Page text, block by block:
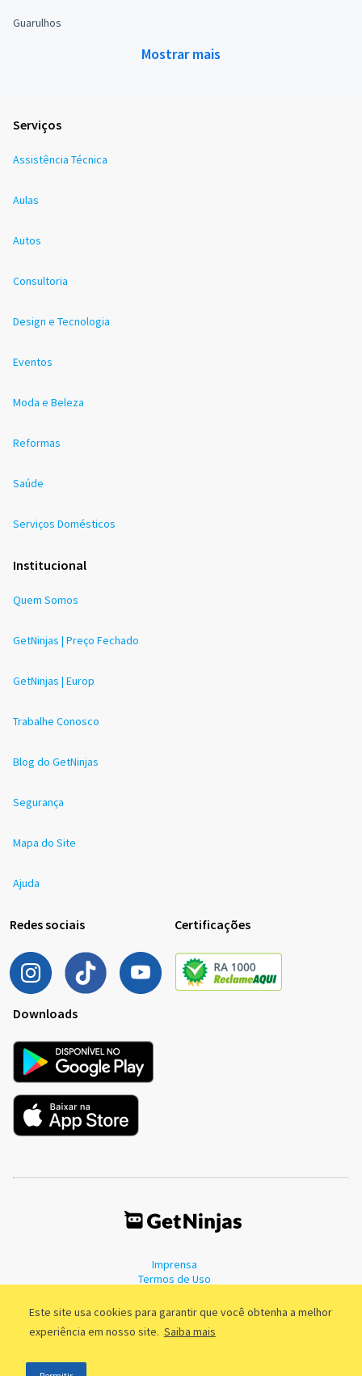
Este site usa cookies para garantir que você obtenha a melhor
experiência em nosso site. Saiba mais
Guarulhos
Mostrar mais
Serviços
Assistência Técnica
Aulas
Autos
Consultoria
Design e Tecnologia
Eventos
Moda e Beleza
Reformas
Saúde
Serviços Domésticos
Institucional
Quem Somos
GetNinjas | Preço Fechado
GetNinjas | Europ
Trabalhe Conosco
Blog do GetNinjas
Segurança
Mapa do Site
Ajuda
Redes sociais Certificações
Downloads
Imprensa
Termos de Uso
©2011 - 2026, GetNinjas LTDA. CNPJ 55.744.877/0001-89 - Rua Dr.